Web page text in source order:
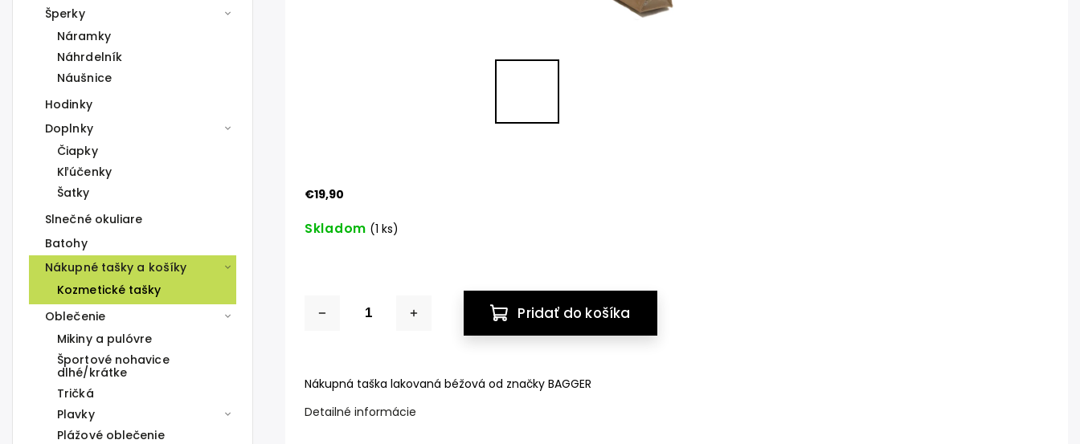
Šperky
Náramky
Náhrdelník
Náušnice
Hodinky
Doplnky
Čiapky
Kľúčenky
Šatky
Slnečné okuliare
Batohy
Nákupné tašky a košíky
Kozmetické tašky
Oblečenie
Mikiny a pulóvre
Športové nohavice
dlhé/krátke
Tričká
Plavky
Plážové oblečenie
€19,90
Skladom (1 ks)
Pridať do košíka
Nákupná taška lakovaná béžová od značky BAGGER
Detailné informácie